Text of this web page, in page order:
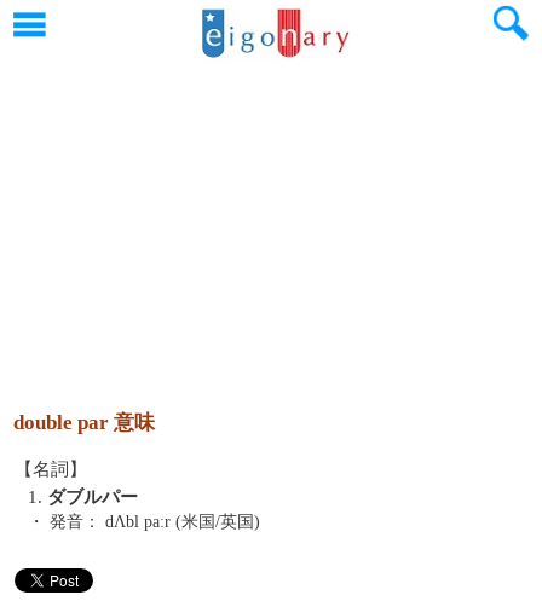
double par 意味
【名詞】
1. ダブルパー
・ 発音： dΛbl paːr (米国/英国)